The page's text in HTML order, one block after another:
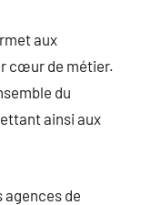
aux
cœur de métier.
du
ainsi aux
agences de